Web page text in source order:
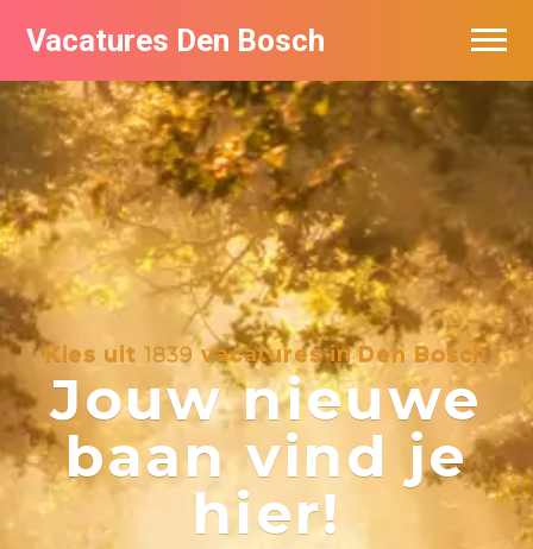
Vacatures Den Bosch
Kies uit 1839vacatures in Den Bosch
Jouw nieuwe
baan vind je
hier!
Vacatures per bedrijf in Den Bosch
De populairste vacatures in Den Bosch